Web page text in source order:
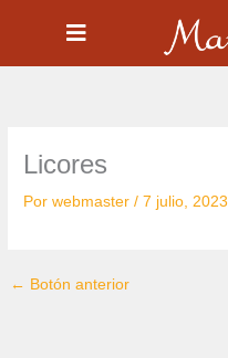
Licores
Porwebmaster/7 julio, 2023
← Botón anterior